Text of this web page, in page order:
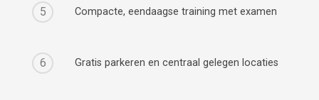
5 Compacte, eendaagse training met examen
6 Gratis parkeren en centraal gelegen locaties